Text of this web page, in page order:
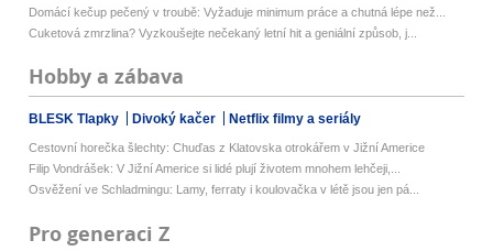
Domácí kečup pečený v troubě: Vyžaduje minimum práce a chutná lépe než...
Cuketová zmrzlina? Vyzkoušejte nečekaný letní hit a geniální způsob, j...
Hobby a zábava
BLESK Tlapky Divoký kačer Netflix filmy a seriály
Cestovní horečka šlechty: Chuďas z Klatovska otrokářem v Jižní Americe
Filip Vondrášek: V Jižní Americe si lidé plují životem mnohem lehčeji,...
Osvěžení ve Schladmingu: Lamy, ferraty i koulovačka v létě jsou jen pá...
Pro generaci Z